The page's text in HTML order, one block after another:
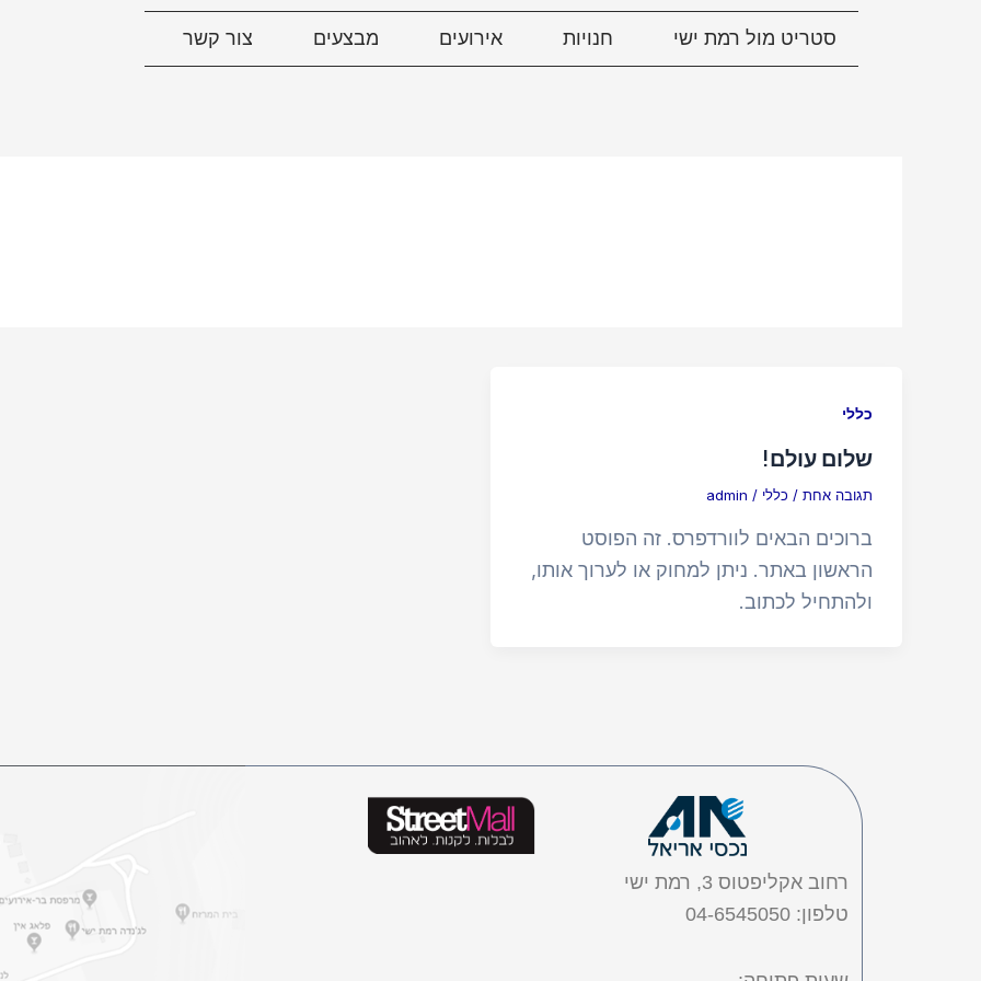
סטריט מול רמת ישי חנויות אירועים מבצעים צור קשר
כללי
שלום עולם!
תגובה אחת / כללי /
admin
ברוכים הבאים לוורדפרס. זה הפוסט
הראשון באתר. ניתן למחוק או לערוך אותו,
ולהתחיל לכתוב.
רחוב אקליפטוס 3, רמת ישי
טלפון: 04-6545050